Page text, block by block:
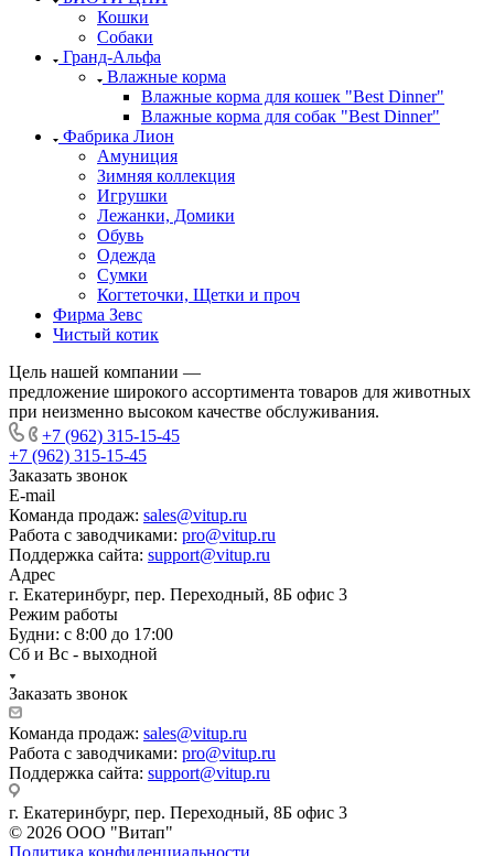
Кошки
Собаки
Гранд-Альфа
Влажные корма
Влажные корма для кошек "Best Dinner"
Влажные корма для собак "Best Dinner"
Фабрика Лион
Амуниция
Зимняя коллекция
Игрушки
Лежанки, Домики
Обувь
Одежда
Сумки
Когтеточки, Щетки и проч
Фирма Зевс
Чистый котик
Цель нашей компании —
предложение широкого ассортимента товаров для животных
при неизменно высоком качестве обслуживания.
+7 (962) 315-15-45
+7 (962) 315-15-45
Заказать звонок
E-mail
Команда продаж: sales@vitup.ru
Работа с заводчиками: pro@vitup.ru
Поддержка сайта: support@vitup.ru
Адрес
г. Екатеринбург, пер. Переходный, 8Б офис 3
Режим работы
Будни: с 8:00 до 17:00
Сб и Вс - выходной
Заказать звонок
Команда продаж: sales@vitup.ru
Работа с заводчиками: pro@vitup.ru
Поддержка сайта: support@vitup.ru
г. Екатеринбург, пер. Переходный, 8Б офис 3
© 2026 ООО "Витап"